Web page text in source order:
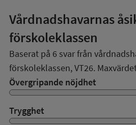
Vårdnadshavarnas
förskoleklassen
Baserat på 6 svar från
förskoleklassen,VT26.
Övergripande nöjdhet
Trygghet